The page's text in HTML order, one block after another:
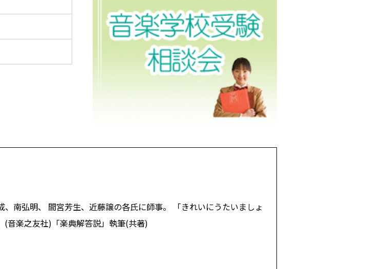
南弘明、 間宮芳生、近藤譲の各氏に師事。 「きれいにうたいましょ
(音楽之友社)「楽典解答説」執筆(共著)